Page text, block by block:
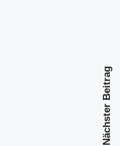
Nächster Beitrag